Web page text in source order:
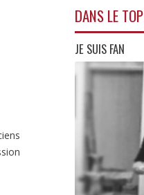
DANS LE TOP
JE SUIS FAN